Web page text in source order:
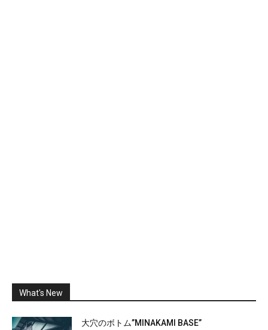
What's New
大穴のボトム”MINAKAMI BASE”